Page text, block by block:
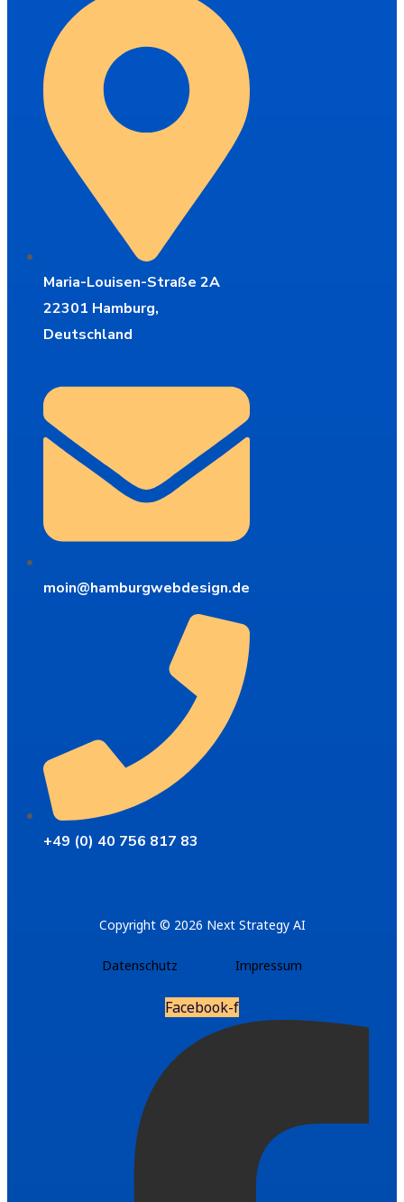
Maria-Louisen-Straße 2A
22301 Hamburg,
Deutschland
moin@hamburgwebdesign.de
+49 (0) 40 756 817 83
Copyright © 2026 Next Strategy AI
Datenschutz Impressum
Facebook-f